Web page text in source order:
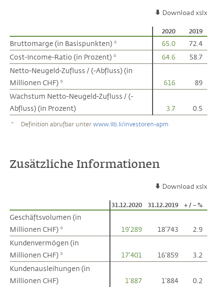
Download xslx
2020 2019
Bruttomarge (in Basispunkten) * 65.0
72.4
Cost-Income-Ratio (in Prozent) *
64.6
58.7
Netto-Neugeld-Zufluss / (-Abfluss) (in
Millionen CHF) *
616
89
Wachstum Netto-Neugeld-Zufluss / (-
Abfluss) (in Prozent)
3.7 0.5
Bruttomarge (in Basispunkten) *
Cost-Income-Ratio (in Prozent) *
Netto-Neugeld-Zufluss / (-Abfluss) (in
Millionen CHF) *
Wachstum Netto-Neugeld-Zufluss / (-
Abfluss) (in Prozent)
* Definition abrufbar unter www.llb.li/investoren-apm
Zusätzliche Informationen
Download xslx
31.12.2020 31.12.2019 + / – %
Geschäftsvolumen (in
Millionen CHF) *
19'289 18'743
2.9
Kundenvermögen (in
Millionen CHF) *
17'401 16'859
3.2
Kundenausleihungen (in
Millionen CHF)
1'887 1'884 0.2
Geschäftsvolumen (in
Millionen CHF) *
Kundenvermögen (in
Millionen CHF) *
Kundenausleihungen (in
Millionen CHF)